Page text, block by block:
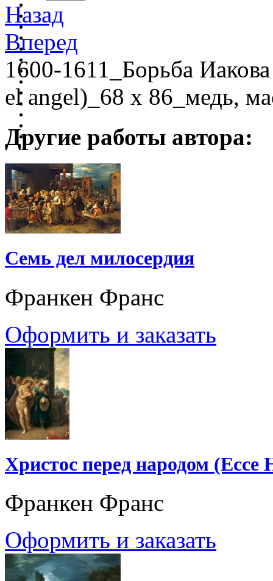
Назад
Вперед
1600-1611_Борьба
el angel)_68 x 86_медь,
Другие работы автора:
Семь дел милосердия
Франкен Франс
Оформить и заказать
Христос перед народом (Ecce
Франкен Франс
Оформить и заказать